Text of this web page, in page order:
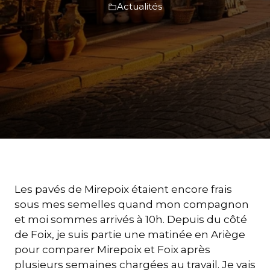
Actualités
Les pavés de Mirepoix étaient encore frais
sous mes semelles quand mon compagnon
et moi sommes arrivés à 10h. Depuis du côté
de Foix, je suis partie une matinée en Ariège
pour comparer Mirepoix et Foix après
plusieurs semaines chargées au travail. Je vais